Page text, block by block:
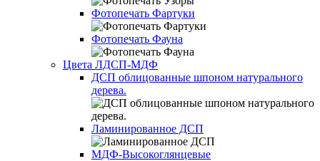
Фотопечать Фартуки
Фотопечать Фауна
Цвета ЛДСП-МДФ
ДСП облицованные шпоном натурального
дерева.
Ламинированное ДСП
МДФ-Высокоглянцевые